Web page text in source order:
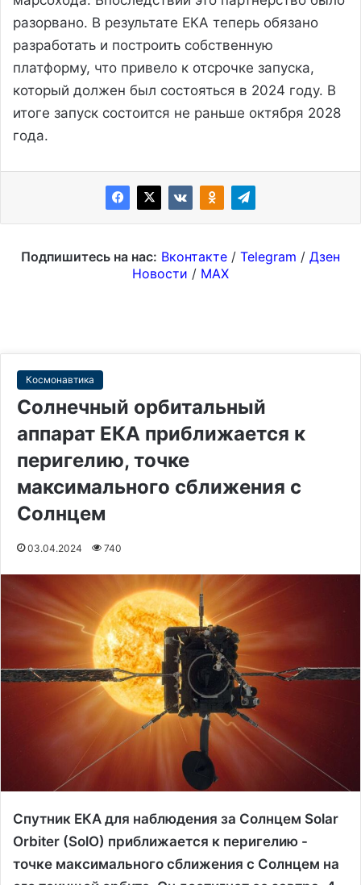
разорвано. В результате ЕКА теперь обязано
разработать и построить собственную
платформу, что привело к отсрочке запуска,
который должен был состояться в 2024 году. В
итоге запуск состоится не раньше октября 2028
года.
Подпишитесь на нас: Вконтакте / Telegram / Дзен
Новости / MAX